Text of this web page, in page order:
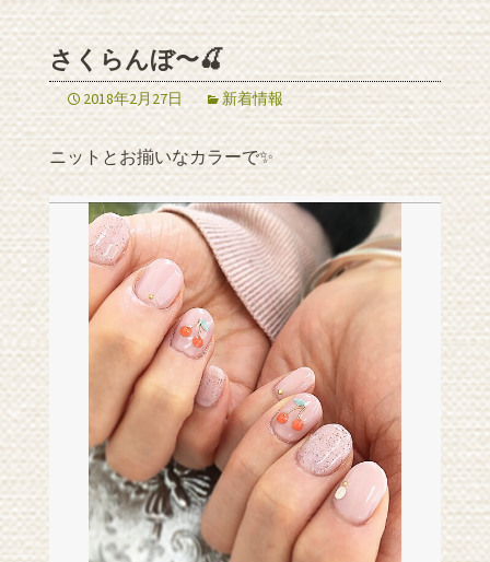
さくらんぼ〜🍒
2018年2月27日 新着情報
ニットとお揃いなカラーで✨